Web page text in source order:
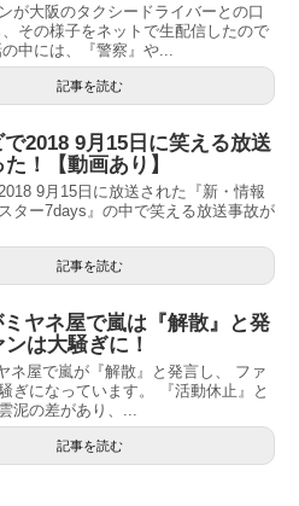
が大阪のタクシードライバーとの口
その様子をネットで生配信したので
中には、『警察』や...
記事を読む
2018 9月15日に笑える放送
！【動画あり】
9月15日に放送された『新・情報
ター7days』の中で笑える放送事故が
記事を読む
ヤネ屋で嵐は『解散』と発
は大騒ぎに！
ネ屋で嵐が『解散』と発言し、 ファ
ぎになっています。 『活動休止』と
泥の差があり、...
記事を読む